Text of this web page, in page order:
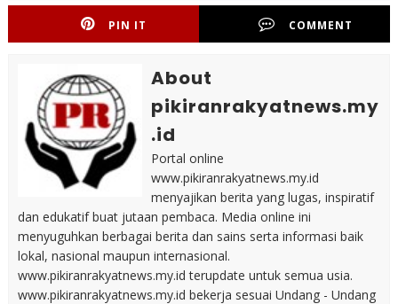
PIN IT COMMENT
About
pikiranrakyatnews.my
.id
Portal online
www.pikiranrakyatnews.my.id
menyajikan berita yang lugas, inspiratif
dan edukatif buat jutaan pembaca. Media online ini
menyuguhkan berbagai berita dan sains serta informasi baik
lokal, nasional maupun internasional.
www.pikiranrakyatnews.my.id terupdate untuk semua usia.
www.pikiranrakyatnews.my.id bekerja sesuai Undang - Undang